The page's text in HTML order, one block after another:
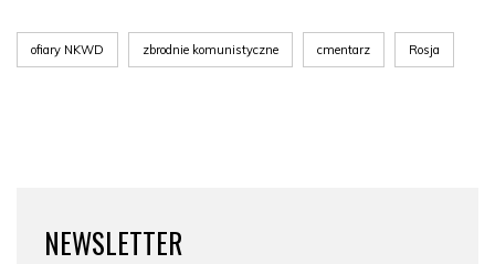
ofiary NKWD zbrodnie komunistyczne cmentarz Rosja
NEWSLETTER